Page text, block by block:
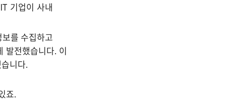
기업이 사내
를 수집하고
전했습니다. 이
니다.
죠.